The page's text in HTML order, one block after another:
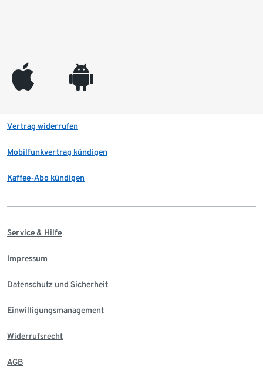
appleinc android
Vertrag widerrufen
Mobilfunkvertrag kündigen
Kaffee-Abo kündigen
Service & Hilfe
Impressum
Datenschutz und Sicherheit
Einwilligungsmanagement
Widerrufsrecht
AGB